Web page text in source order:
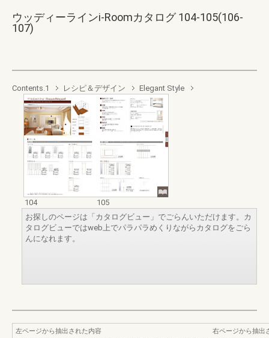
ウッディーラインi-Roomカタログ 104-105(106-
107)
Contents.1 レシピ＆デザイン Elegant Style
104
105
お探しのページは「カタログビュー」でごらんいただけます。カ
タログビューではweb上でパラパラめくりながらカタログをごら
んになれます。
左ページから抽出された内容
右ページから抽出